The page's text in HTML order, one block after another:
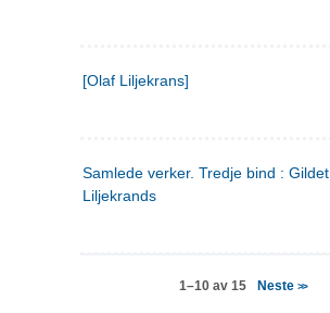
[Olaf Liljekrans]
Samlede verker. Tredje bind : Gildet
Liljekrands
1–10 av 15 Neste>>